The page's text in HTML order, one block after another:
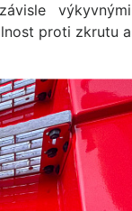
výkyvnými
proti zkrutu a